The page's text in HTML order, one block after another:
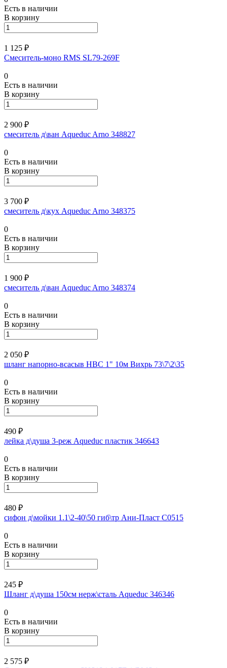
Есть в наличии
В корзину
1 125 ₽
Смеситель-моно RMS SL79-269F
0
Есть в наличии
В корзину
2 900 ₽
смеситель д\ван Aqueduc Arno 348827
0
Есть в наличии
В корзину
3 700 ₽
смеситель д\кух Aqueduc Arno 348375
0
Есть в наличии
В корзину
1 900 ₽
смеситель д\ван Aqueduc Arno 348374
0
Есть в наличии
В корзину
2 050 ₽
шланг напорно-всасыв НВС 1" 10м Вихрь 73\7\2\35
0
Есть в наличии
В корзину
490 ₽
лейка д\душа 3-реж Aqueduc пластик 346643
0
Есть в наличии
В корзину
480 ₽
сифон д\мойки 1.1\2-40\50 гиб\тр Ани-Пласт С0515
0
Есть в наличии
В корзину
245 ₽
Шланг д\душа 150см нерж\сталь Aqueduc 346346
0
Есть в наличии
В корзину
2 575 ₽